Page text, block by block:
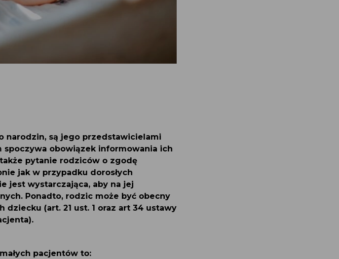
narodzin, są jego przedstawicielami
spoczywa obowiązek informowania ich
pytanie rodziców o zgodę
jak w przypadku dorosłych
jest wystarczająca, aby na jej
Ponadto, rodzic może być obecny
(art. 21 ust. 1 oraz art 34 ustawy
pacjentów to: